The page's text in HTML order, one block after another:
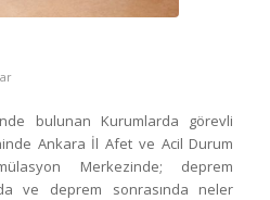
bulunan Kurumlarda görevli
Ankara İl Afet ve Acil Durum
Merkezinde; deprem
ve deprem sonrasında neler